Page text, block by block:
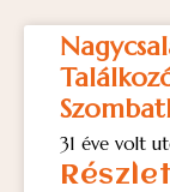
31 éve volt